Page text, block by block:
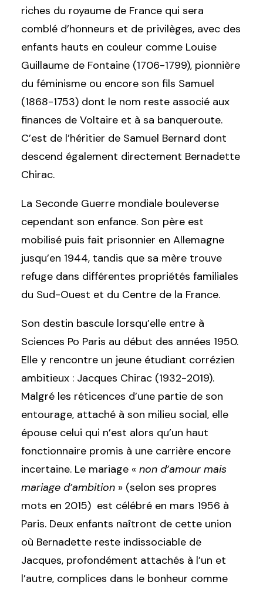
riches du royaume de France qui sera
comblé d’honneurs et de privilèges, avec des
enfants hauts en couleur comme Louise
Guillaume de Fontaine (1706-1799), pionnière
du féminisme ou encore son fils Samuel
(1868-1753) dont le nom reste associé aux
finances de Voltaire et à sa banqueroute.
C’est de l’héritier de Samuel Bernard dont
descend également directement Bernadette
Chirac.
La Seconde Guerre mondiale bouleverse
cependant son enfance. Son père est
mobilisé puis fait prisonnier en Allemagne
jusqu’en 1944, tandis que sa mère trouve
refuge dans différentes propriétés familiales
du Sud-Ouest et du Centre de la France.
Son destin bascule lorsqu’elle entre à
Sciences Po Paris au début des années 1950.
Elle y rencontre un jeune étudiant corrézien
ambitieux : Jacques Chirac (1932-2019).
Malgré les réticences d’une partie de son
entourage, attaché à son milieu social, elle
épouse celui qui n’est alors qu’un haut
fonctionnaire promis à une carrière encore
incertaine. Le mariage « non d’amour mais
mariage d’ambition » (selon ses propres
mots en 2015) est célébré en mars 1956 à
Paris. Deux enfants naîtront de cette union
où Bernadette reste indissociable de
Jacques, profondément attachés à l’un et
l’autre, complices dans le bonheur comme